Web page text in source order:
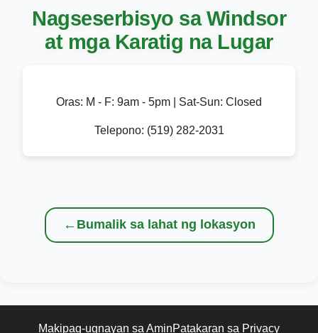
Nagseserbisyo sa Windsor
at mga Karatig na Lugar
Oras: M - F: 9am - 5pm | Sat-Sun: Closed
Telepono: (519) 282-2031
← Bumalik sa lahat ng lokasyon
Makipag-ugnayan sa AminPatakaran sa Privacy